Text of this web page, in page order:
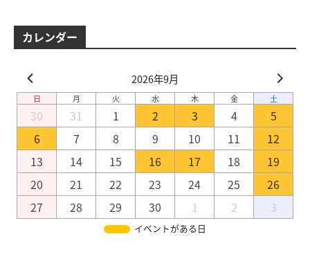
カレンダー
2026年9月
日 月 火 水 木 金 土
30 31 1 2 3 4
5
6
7 8 9 10 11
12
13
14 15 16 17 18
19
20
21 22 23 24 25
26
27
28 29 30 1 2 3
イベントがある日